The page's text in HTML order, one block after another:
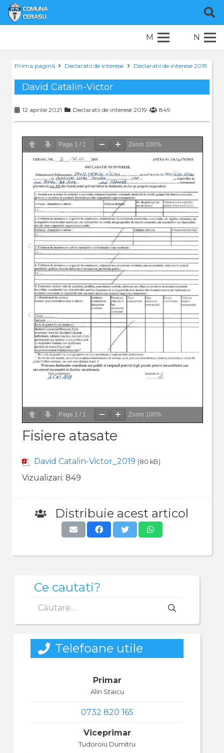
M N
Prima pagină Declaratii de interese Declaratii de interese 2019
David Catalin-Victor
12 aprilie 2021 Declaratii de interese 2019 849
Page 1 / 1 Zoom 100%
Page 1 / 1 Zoom 100%
Fisiere atasate
David Catalin-Victor_2019 (80 kB)
Vizualizari: 849
Distribuie acest articol
Ce cautati?
după:
Telefoane utile
Primar
Alin Staicu
0732 820 165
Viceprimar
Tudoroiu Dumitru